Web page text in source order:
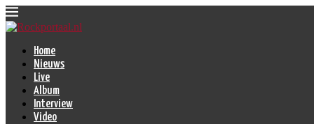
Home
Nieuws
Live
Album
Interview
Video